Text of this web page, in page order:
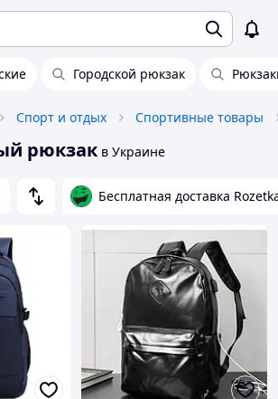
Городской рюкзак
Спорт и отдых Спортивные товары
рюкзак в Украине
Бесплатная доставка